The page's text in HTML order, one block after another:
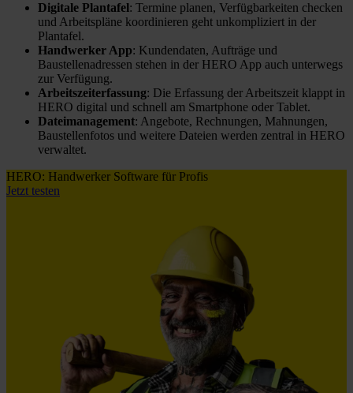
Digitale Plantafel: Termine planen, Verfügbarkeiten checken
und Arbeitspläne koordinieren geht unkompliziert in der
Plantafel.
Handwerker App: Kundendaten, Aufträge und
Baustellenadressen stehen in der HERO App auch unterwegs
zur Verfügung.
Arbeitszeiterfassung: Die Erfassung der Arbeitszeit klappt in
HERO digital und schnell am Smartphone oder Tablet.
Dateimanagement: Angebote, Rechnungen, Mahnungen,
Baustellenfotos und weitere Dateien werden zentral in HERO
verwaltet.
HERO: Handwerker Software für Profis
Jetzt testen